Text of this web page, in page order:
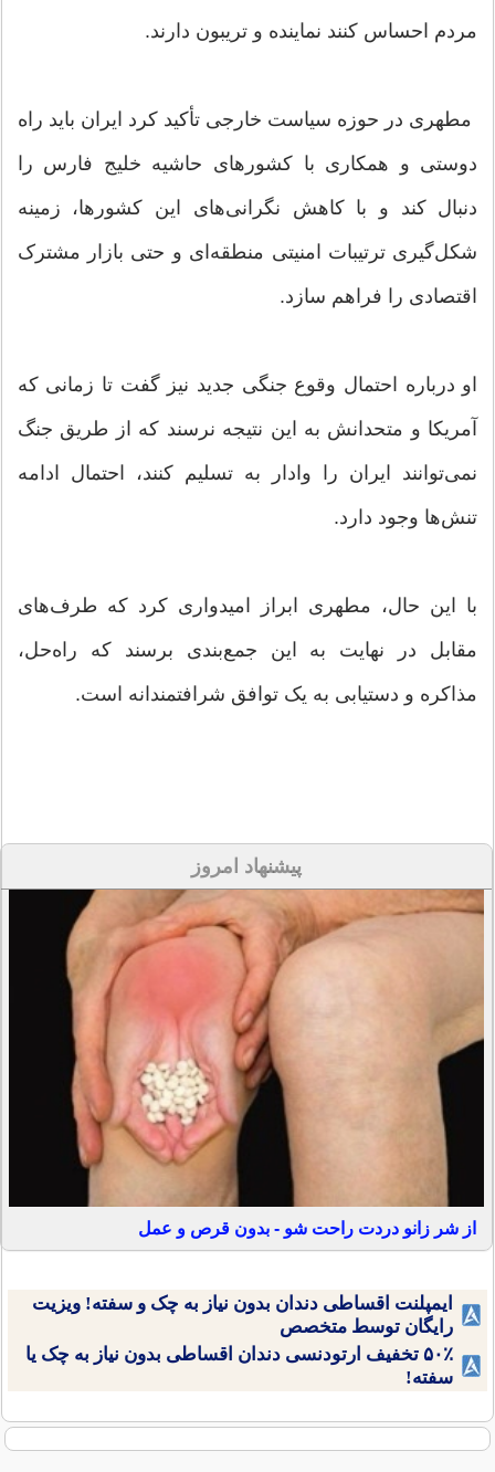
مردم احساس کنند نماینده و تریبون دارند.
مطهری در حوزه سیاست خارجی تأکید کرد ایران باید راه
دوستی و همکاری با کشورهای حاشیه خلیج فارس را
دنبال کند و با کاهش نگرانی‌های این کشورها، زمینه
شکل‌گیری ترتیبات امنیتی منطقه‌ای و حتی بازار مشترک
اقتصادی را فراهم سازد.
او درباره احتمال وقوع جنگی جدید نیز گفت تا زمانی که
آمریکا و متحدانش به این نتیجه نرسند که از طریق جنگ
نمی‌توانند ایران را وادار به تسلیم کنند، احتمال ادامه
تنش‌ها وجود دارد.
با این حال، مطهری ابراز امیدواری کرد که طرف‌های
مقابل در نهایت به این جمع‌بندی برسند که راه‌حل،
مذاکره و دستیابی به یک توافق شرافتمندانه است.
پیشنهاد امروز
از شر زانو دردت راحت شو - بدون قرص و عمل
ایمپلنت اقساطی دندان بدون نیاز به چک و سفته! ویزیت
رایگان توسط متخصص
۵۰٪ تخفیف ارتودنسی دندان اقساطی بدون نیاز به چک یا
سفته!